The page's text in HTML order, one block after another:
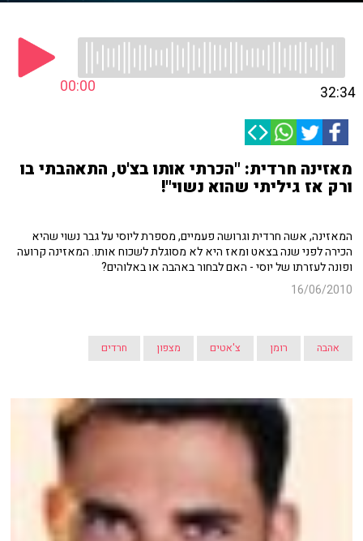
00:00 32:34
מאזינה חרדית: "הכרתי אותו בצ'ט, התאהבתי בו
ורק אז גיליתי שהוא נשוי"!
המאזינה, אשה חרדית וגרושה פעמיים, מספרת ליוסי על גבר נשוי שהיא
הכירה לפני שנה בצאט ומאז היא לא מסוגלת לשכוח אותו. המאזינה קרועה
ופונה לעזרתו של יוסי - האם לבחור באהבה או באלוהים?
16/06/2010
אהבה רומן צ'אטים מצפון חרדים